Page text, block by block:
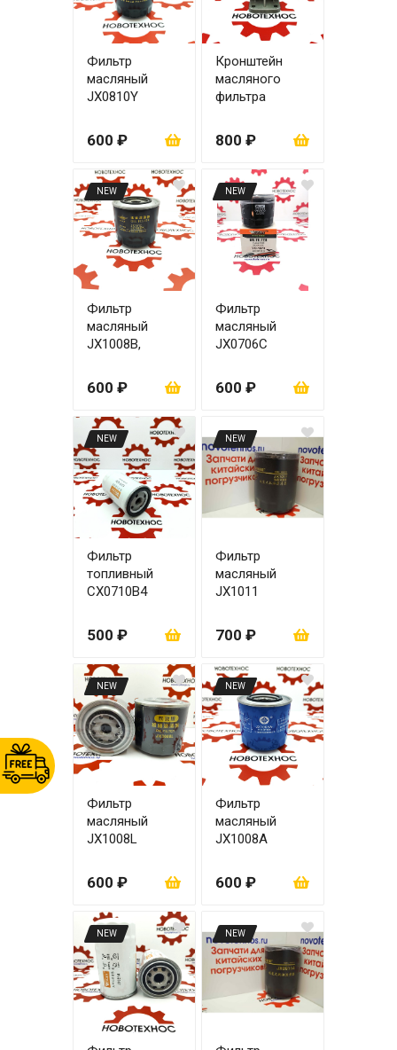
Фильтр
масляный
JX0810Y
85100С)
YN33GBZ
600 ₽
Кронштейн
масляного
фильтра
турбины
800 ₽
NEW
Фильтр
масляный
JX1008B,
600 ₽
NEW
Фильтр
масляный
JX0706С
600 ₽
NEW
Фильтр
топливный
СХ0710В4
500 ₽
NEW
Фильтр
масляный
JX1011
700 ₽
NEW
Фильтр
масляный
JX1008L
600 ₽
NEW
Фильтр
масляный
JX1008A
600 ₽
NEW NEW